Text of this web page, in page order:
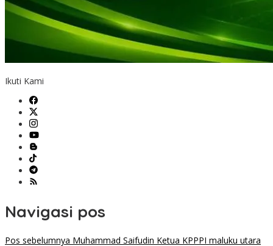
Ikuti Kami
Navigasi pos
Pos sebelumnya Muhammad Saifudin Ketua KPPPI maluku utara